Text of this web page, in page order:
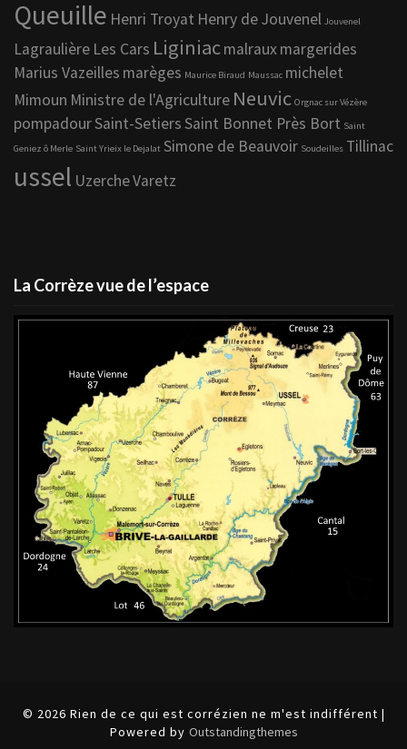
Queuille Henri Troyat Henry de Jouvenel Jouvenel
Lagraulière Les Cars Liginiacmalrauxmargerides
Marius Vazeilles marèges Maurice Biraud Maussac michelet
Mimoun Ministre de l'Agriculture Neuvic Orgnac sur Vézère
pompadourSaint-SetiersSaint Bonnet Près Bort Saint
Geniez ô Merle Saint Yrieix le Dejalat Simone de Beauvoir Soudeilles Tillinac
ussel UzercheVaretz
La Corrèze vue de l’espace
© 2026 Rien de ce qui est corrézien ne m'est indifférent |
Powered by Outstandingthemes